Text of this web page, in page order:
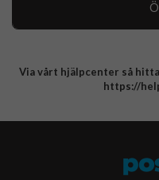
Integritetspolicy
Via vårt hjälpcenter så
https://